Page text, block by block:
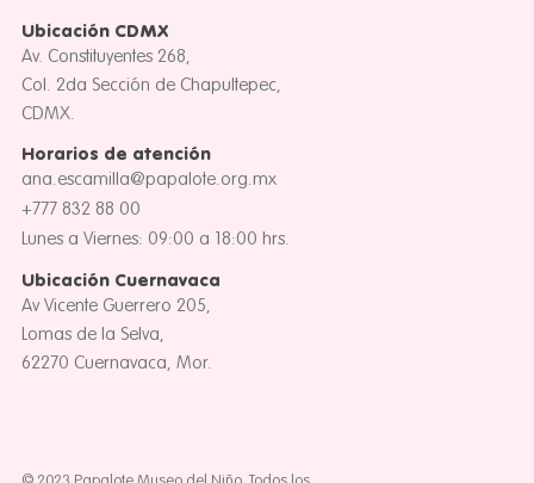
Ubicación CDMX
Av. Constituyentes 268,
Col. 2da Sección de Chapultepec,
CDMX.
Horarios de atención
ana.escamilla@papalote.org.mx
+777 832 88 00
Lunes a Viernes: 09:00 a 18:00 hrs.
Ubicación Cuernavaca
Av Vicente Guerrero 205,
Lomas de la Selva,
62270 Cuernavaca, Mor.